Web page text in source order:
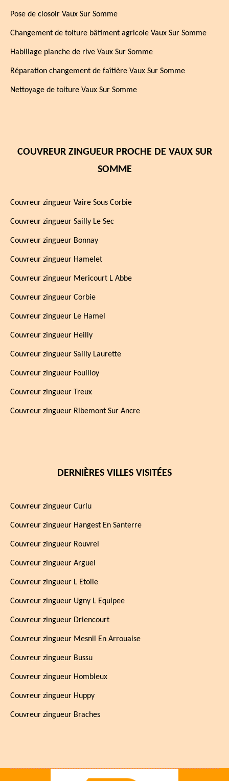
Pose de closoir Vaux Sur Somme
Changement de toiture bâtiment agricole Vaux Sur Somme
Habillage planche de rive Vaux Sur Somme
Réparation changement de faîtière Vaux Sur Somme
Nettoyage de toiture Vaux Sur Somme
COUVREUR ZINGUEUR PROCHE DE VAUX SUR
SOMME
Couvreur zingueur Vaire Sous Corbie
Couvreur zingueur Sailly Le Sec
Couvreur zingueur Bonnay
Couvreur zingueur Hamelet
Couvreur zingueur Mericourt L Abbe
Couvreur zingueur Corbie
Couvreur zingueur Le Hamel
Couvreur zingueur Heilly
Couvreur zingueur Sailly Laurette
Couvreur zingueur Fouilloy
Couvreur zingueur Treux
Couvreur zingueur Ribemont Sur Ancre
DERNIÈRES VILLES VISITÉES
Couvreur zingueur Curlu
Couvreur zingueur Hangest En Santerre
Couvreur zingueur Rouvrel
Couvreur zingueur Arguel
Couvreur zingueur L Etoile
Couvreur zingueur Ugny L Equipee
Couvreur zingueur Driencourt
Couvreur zingueur Mesnil En Arrouaise
Couvreur zingueur Bussu
Couvreur zingueur Hombleux
Couvreur zingueur Huppy
Couvreur zingueur Braches